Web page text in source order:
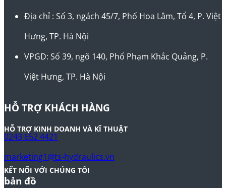
Địa chỉ : Số 3, ngách 45/7, Phố Hoa Lâm, Tổ 4, P. Việt
Hưng, TP. Hà Nội
VPGD: Số 39, ngõ 140, Phố Phạm Khắc Quảng, P.
Việt Hưng, TP. Hà Nội
HỖ TRỢ KHÁCH HÀNG
HỖ TRỢ KINH DOANH VÀ KĨ THUẬT
0243 652 4421
marketing1@ts-hydraulics.vn
KẾT NỐI VỚI CHÚNG TÔI
bản đồ